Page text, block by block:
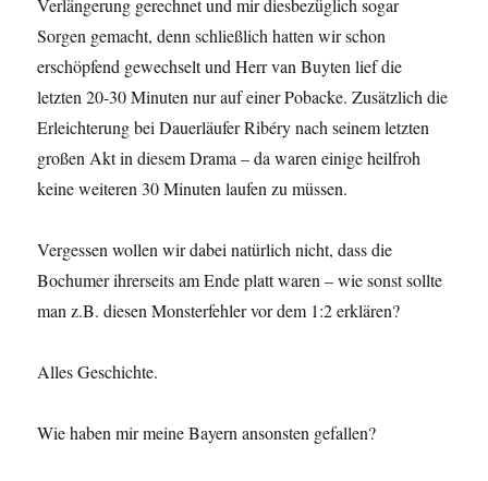
Verlängerung gerechnet und mir diesbezüglich sogar
Sorgen gemacht, denn schließlich hatten wir schon
erschöpfend gewechselt und Herr van Buyten lief die
letzten 20-30 Minuten nur auf einer Pobacke. Zusätzlich die
Erleichterung bei Dauerläufer Ribéry nach seinem letzten
großen Akt in diesem Drama – da waren einige heilfroh
keine weiteren 30 Minuten laufen zu müssen.
Vergessen wollen wir dabei natürlich nicht, dass die
Bochumer ihrerseits am Ende platt waren – wie sonst sollte
man z.B. diesen Monsterfehler vor dem 1:2 erklären?
Alles Geschichte.
Wie haben mir meine Bayern ansonsten gefallen?